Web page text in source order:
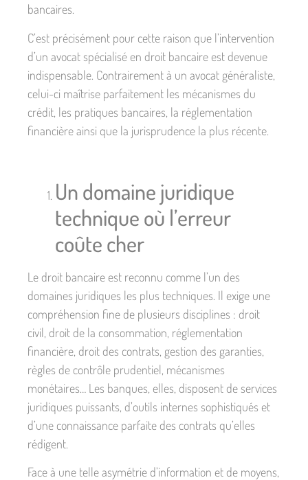
bancaires.
C’est précisément pour cette raison que l’intervention
d’un avocat spécialisé en droit bancaire est devenue
indispensable. Contrairement à un avocat généraliste,
celui-ci maîtrise parfaitement les mécanismes du
crédit, les pratiques bancaires, la réglementation
financière ainsi que la jurisprudence la plus récente.
Un domaine juridique
technique où l’erreur
coûte cher
Le droit bancaire est reconnu comme l’un des
domaines juridiques les plus techniques. Il exige une
compréhension fine de plusieurs disciplines : droit
civil, droit de la consommation, réglementation
financière, droit des contrats, gestion des garanties,
règles de contrôle prudentiel, mécanismes
monétaires… Les banques, elles, disposent de services
juridiques puissants, d’outils internes sophistiqués et
d’une connaissance parfaite des contrats qu’elles
rédigent.
Face à une telle asymétrie d’information et de moyens,